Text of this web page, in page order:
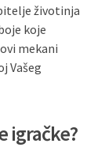
životinja
koje
mekani
Vašeg
igračke?